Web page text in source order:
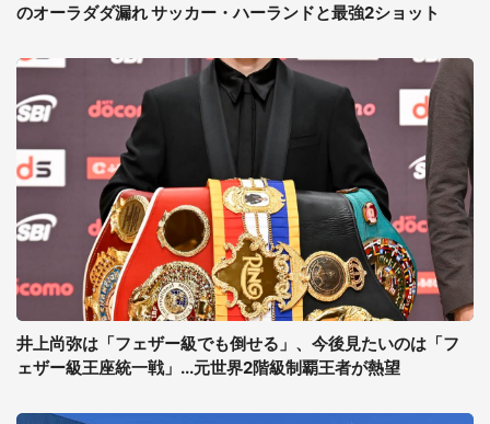
のオーラダダ漏れ サッカー・ハーランドと最強2ショット
井上尚弥は「フェザー級でも倒せる」、今後見たいのは「フ
ェザー級王座統一戦」...元世界2階級制覇王者が熱望